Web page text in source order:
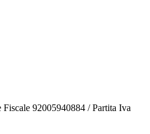
92005940884 / Partita Iva